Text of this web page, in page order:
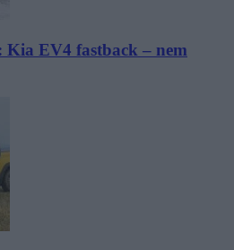
Kia EV4 fastback – nem